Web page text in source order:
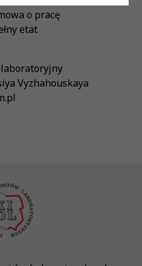
o pracę
etat
Vyzhahouskaya